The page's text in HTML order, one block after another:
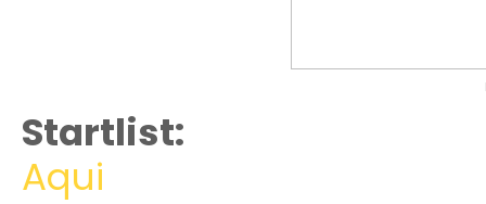
Startlist:
Aqui